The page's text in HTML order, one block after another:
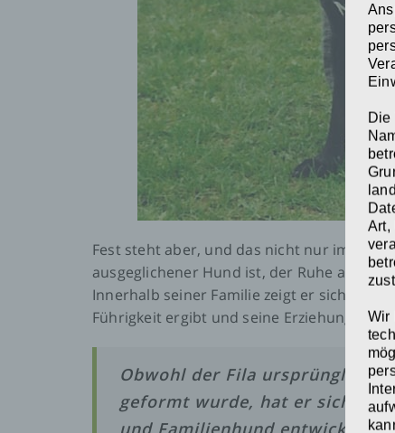
Fest steht aber, und das nicht nur im
ausgeglichener Hund ist, der Ruhe
Innerhalb seiner Familie zeigt er sich
Führigkeit ergibt und seine Erziehung
Obwohl der Fila ursprünglich
geformt wurde, hat er sich im
und Familienhund entwickelt.
Die
Art,
Wir